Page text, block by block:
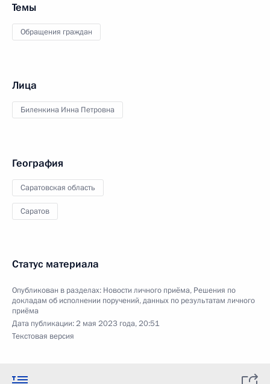
Темы
Обращения граждан
Лица
Биленкина Инна Петровна
География
Саратовская область
Саратов
Статус материала
Опубликован в разделах: Новости личного приёма, Решения по
докладам об исполнении поручений, данных по результатам личного
приёма
Дата публикации:2 мая 2023 года, 20:51
Текстовая версия